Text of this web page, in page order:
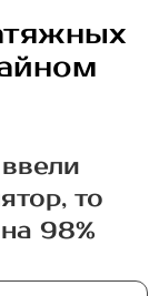
то
98%